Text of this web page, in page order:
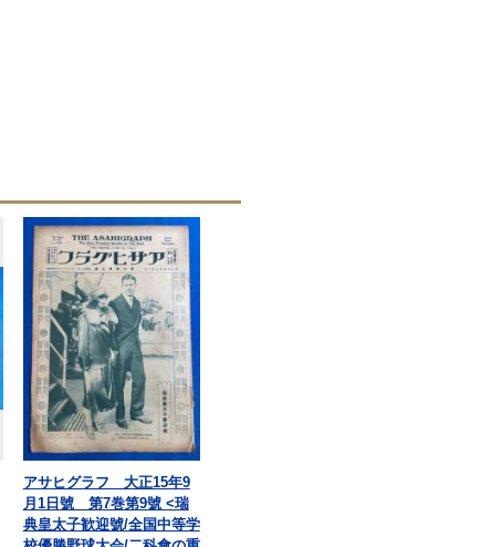
アサヒグラフ 大正15年9
月1日號 第7巻第9號 <瑞
典皇太子歓迎號/全国中等学